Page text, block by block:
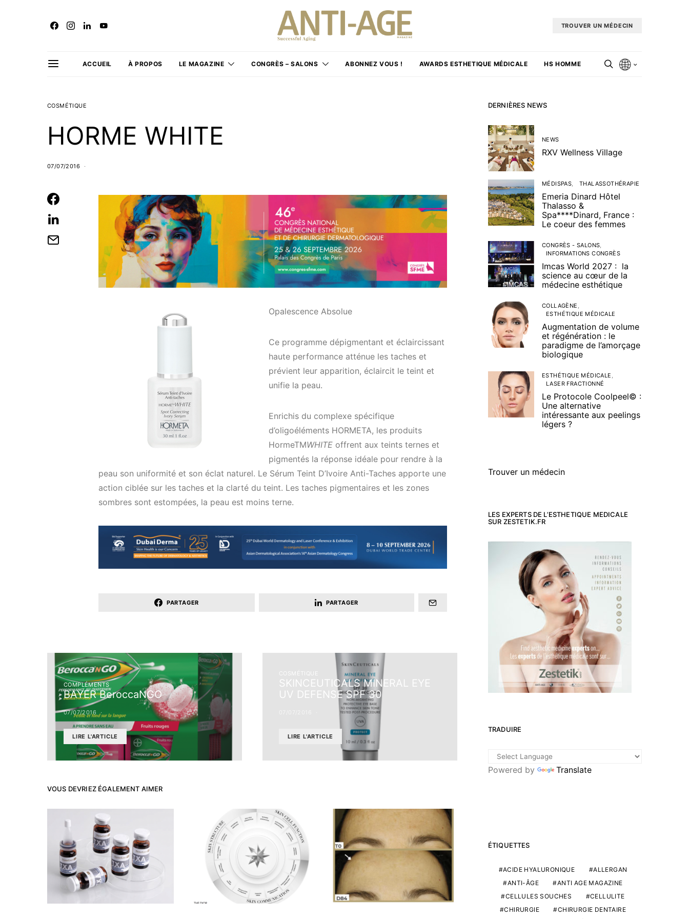
TROUVER UN MÉDECIN
ACCUEIL À PROPOS LE MAGAZINE CONGRÈS – SALONS ABONNEZ VOUS ! AWARDS ESTHETIQUE MÉDICALE HS HOMME
COSMÉTIQUE
HORME WHITE
07/07/2016
Opalescence Absolue
Ce programme dépigmentant et éclaircissant
haute performance atténue les taches et
prévient leur apparition, éclaircit le teint et
unifie la peau.
Enrichis du complexe spécifique
d’oligoéléments HORMETA, les produits
HormeTMWHITE offrent aux teints ternes et
pigmentés la réponse idéale pour rendre à la
peau son uniformité et son éclat naturel. Le Sérum Teint D’Ivoire Anti-Taches apporte une
action ciblée sur les taches et la clarté du teint. Les taches pigmentaires et les zones
sombres sont estompées, la peau est moins terne.
PARTAGER PARTAGER
COMPLÉMENTS
BAYER BeroccaNGO
07/07/2016
LIRE L'ARTICLE
COSMÉTIQUE
SKINCEUTICALS MINERAL EYE
UV DEFENSE SPF 30
LIRE L'ARTICLE
VOUS DEVRIEZ ÉGALEMENT AIMER
DERNIÈRES NEWS
NEWS
RXV Wellness Village
MÉDISPAS THALASSOTHÉRAPIE
Emeria Dinard Hôtel
Thalasso &
Spa****Dinard, France :
Le coeur des femmes
CONGRÈS - SALONS
INFORMATIONS CONGRÈS
Imcas World 2027 : la
science au cœur de la
médecine esthétique
COLLAGÈNE
ESTHÉTIQUE MÉDICALE
Augmentation de volume
et régénération : le
paradigme de l’amorçage
biologique
ESTHÉTIQUE MÉDICALE
LASER FRACTIONNÉ
Le Protocole Coolpeel© :
Une alternative
intéressante aux peelings
légers ?
Trouver un médecin
LES EXPERTS DE L’ESTHETIQUE MEDICALE
SUR ZESTETIK.FR
TRADUIRE
Powered by Translate
ÉTIQUETTES
ACIDE HYALURONIQUE
ALLERGAN
ANTI-ÂGE
ANTI AGE MAGAZINE
CELLULES SOUCHES
CELLULITE
CHIRURGIE
CHIRURGIE DENTAIRE